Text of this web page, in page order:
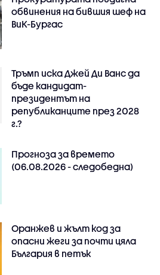
обвинения на бившия шеф на
ВиК-Бургас
Тръмп иска Джей Ди Ванс да
бъде кандидат-
президентът на
републиканците през 2028
г.?
Прогноза за времето
(06.08.2026 - следобедна)
Оранжев и жълт код за
опасни жеги за почти цяла
България в петък